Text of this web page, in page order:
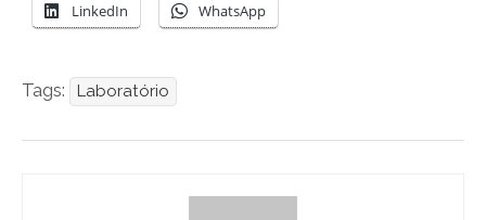
LinkedIn WhatsApp
Tags: Laboratório